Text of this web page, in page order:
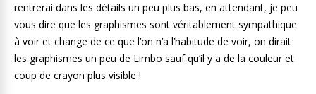
rentrerai dans les détails un peu plus bas, en attendant, je peu
vous dire que les graphismes sont véritablement sympathique
à voir et change de ce que l’on n’a l’habitude de voir, on dirait
les graphismes un peu de Limbo sauf qu’il y a de la couleur et
coup de crayon plus visible !